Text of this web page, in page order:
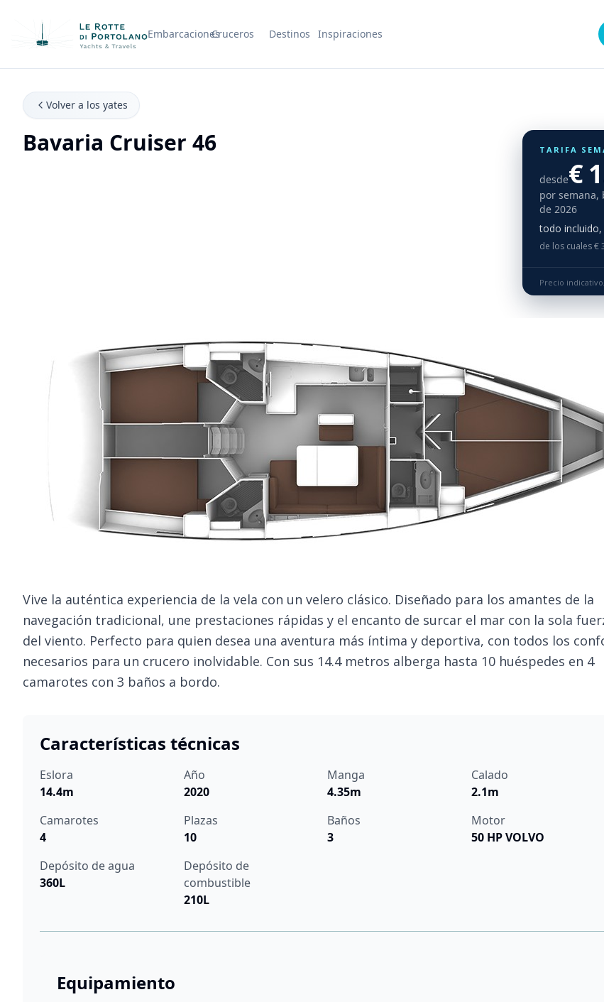
Nombre de la empresa EmbarcacionesCruceros Destinos Inspiraciones
Volver a los yates
Bavaria Cruiser 46 TARIFA
desde€
por semana,
de 2026
todo
de los cuales €
Precio
Vive la auténtica experiencia de la vela con un velero clásico. Diseñado para los amantes de la
navegación tradicional, une prestaciones rápidas y el encanto de surcar el mar con la sola
del viento. Perfecto para quien desea una aventura más íntima y deportiva, con todos los
necesarios para un crucero inolvidable. Con sus 14.4 metros alberga hasta 10 huéspedes en 4
camarotes con 3 baños a bordo.
Características técnicas
Eslora
14.4m
Año
2020
Manga
4.35m
Calado
2.1m
Camarotes
4
Plazas
10
Baños
3
Motor
50 HP VOLVO
Depósito de agua
360L
Depósito de
combustible
210L
Equipamiento